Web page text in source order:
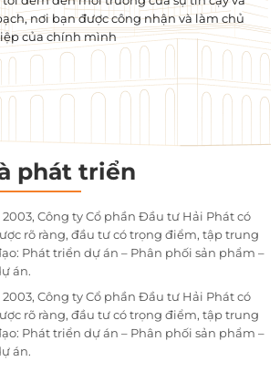
nơi bạn được công nhận và làm chủ
của chính mình
phát triển
Công ty Cổ phần Đầu tư Hải Phát có
rõ ràng, đầu tư có trọng điểm, tập trung
Phát triển dự án – Phân phối sản phẩm –
án.
Công ty Cổ phần Đầu tư Hải Phát có
rõ ràng, đầu tư có trọng điểm, tập trung
Phát triển dự án – Phân phối sản phẩm –
án.